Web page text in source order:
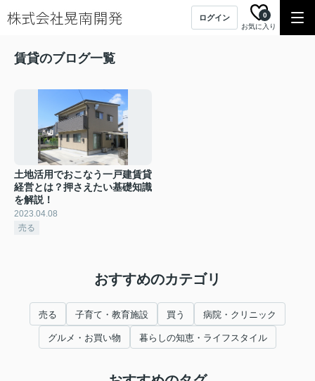
ログイン
お気に入り
0
賃貸のブログ一覧
土地活用でおこなう一戸建賃貸
経営とは？押さえたい基礎知識
を解説！
2023.04.08
売る
おすすめのカテゴリ
売る 子育て・教育施設 買う 病院・クリニック
グルメ・お買い物 暮らしの知恵・ライフスタイル